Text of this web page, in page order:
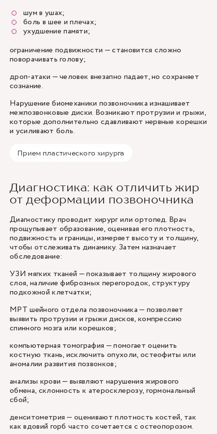
шум в ушах;
боль в шее и плечах;
ухудшение памяти;
ограничение подвижности — становится сложно
поворачивать голову;
дроп-атаки — человек внезапно падает, но сохраняет
сознание.
Нарушение биомеханики позвоночника изнашивает
межпозвонковые диски. Возникают протрузии и грыжи,
которые дополнительно сдавливают нервные корешки
и усиливают боль.
Прием пластического хирурга
Диагностика: как отличить жир
от деформации позвоночника
Диагностику проводит хирург или ортопед. Врач
прощупывает образование, оценивая его плотность,
подвижность и границы, измеряет высоту и толщину,
чтобы отслеживать динамику. Затем назначает
обследование:
УЗИ мягких тканей — показывает толщину жирового
слоя, наличие фиброзных перегородок, структуру
подкожной клетчатки;
МРТ шейного отдела позвоночника — позволяет
выявить протрузии и грыжи дисков, компрессию
спинного мозга или корешков;
компьютерная томография — помогает оценить
костную ткань, исключить опухоли, остеофиты или
аномалии развития позвонков;
анализы крови — выявляют нарушения жирового
обмена, склонность к атеросклерозу, гормональный
сбой;
денситометрия — оценивают плотность костей, так
как вдовий горб часто сочетается с остеопорозом.